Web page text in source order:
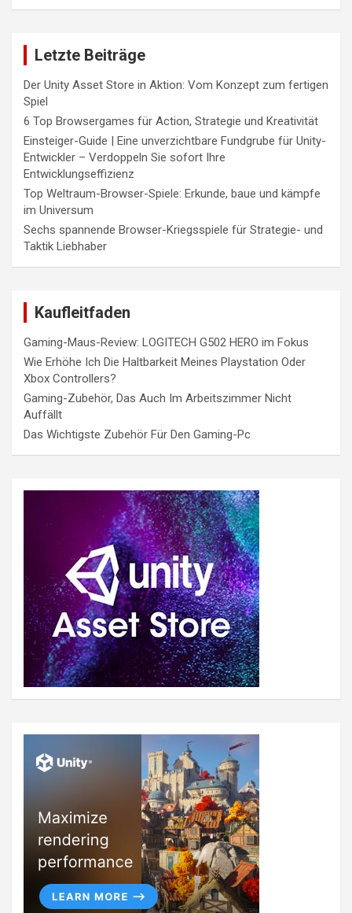
Letzte Beiträge
Der Unity Asset Store in Aktion: Vom Konzept zum fertigen
Spiel
6 Top Browsergames für Action, Strategie und Kreativität
Einsteiger-Guide | Eine unverzichtbare Fundgrube für Unity-
Entwickler – Verdoppeln Sie sofort Ihre
Entwicklungseffizienz
Top Weltraum-Browser-Spiele: Erkunde, baue und kämpfe
im Universum
Sechs spannende Browser-Kriegsspiele für Strategie- und
Taktik Liebhaber
Kaufleitfaden
Gaming-Maus-Review: LOGITECH G502 HERO im Fokus
Wie Erhöhe Ich Die Haltbarkeit Meines Playstation Oder
Xbox Controllers?
Gaming-Zubehör, Das Auch Im Arbeitszimmer Nicht
Auffällt
Das Wichtigste Zubehör Für Den Gaming-Pc